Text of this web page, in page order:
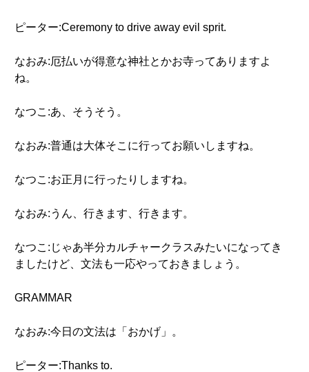
ピーター:Ceremony to drive away evil sprit.
なおみ:厄払いが得意な神社とかお寺ってありますよ
ね。
なつこ:あ、そうそう。
なおみ:普通は大体そこに行ってお願いしますね。
なつこ:お正月に行ったりしますね。
なおみ:うん、行きます、行きます。
なつこ:じゃあ半分カルチャークラスみたいになってき
ましたけど、文法も一応やっておきましょう。
GRAMMAR
なおみ:今日の文法は「おかげ」。
ピーター:Thanks to.